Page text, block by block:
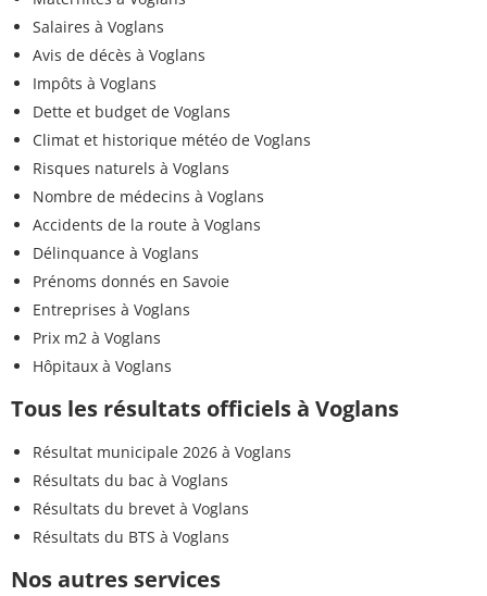
Salaires à Voglans
Avis de décès à Voglans
Impôts à Voglans
Dette et budget de Voglans
Climat et historique météo de Voglans
Risques naturels à Voglans
Nombre de médecins à Voglans
Accidents de la route à Voglans
Délinquance à Voglans
Prénoms donnés en Savoie
Entreprises à Voglans
Prix m2 à Voglans
Hôpitaux à Voglans
Tous les résultats officiels à Voglans
Résultat municipale 2026 à Voglans
Résultats du bac à Voglans
Résultats du brevet à Voglans
Résultats du BTS à Voglans
Nos autres services